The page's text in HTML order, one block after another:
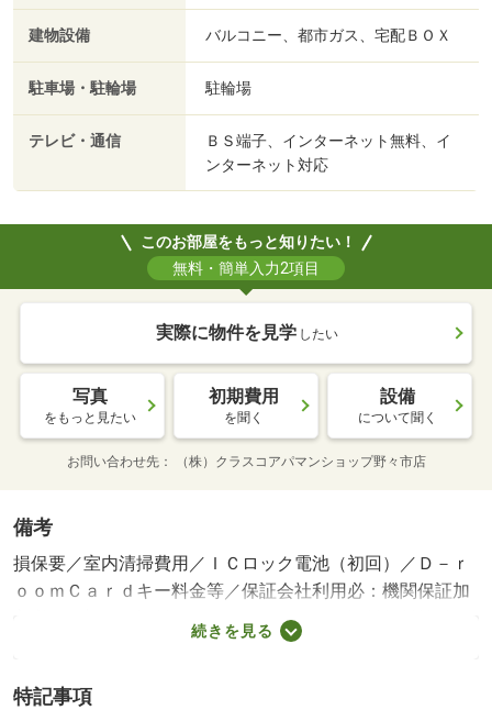
建物設備 バルコニー、都市ガス、宅配ＢＯＸ
駐車場・駐輪場 駐輪場
テレビ・通信
ＢＳ端子、インターネット無料、イ
ンターネット対応
このお部屋をもっと知りたい！
無料・簡単入力2項目
実際に物件を見学 したい
写真
をもっと見たい
初期費用
を聞く
設備
について聞く
お問い合わせ先 （株）クラスコアパマンショップ野々市店
備考
損保要／室内清掃費用／ＩＣロック電池（初回）／Ｄ－ｒ
ｏｏｍＣａｒｄキー料金等／保証会社利用必：機関保証加
入必須。初回保証料３５０００円、月額保証料賃料等総額
の１％＋８００円／月（その他商品あり）／ペット相談／
費］ルームクリーニング料金にエアコンクリーニング費用
続きを見る
特記事項